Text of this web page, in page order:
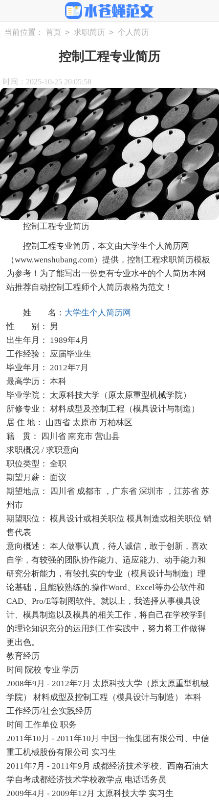
当前位置： 首页 > 求职简历 > 个人简历
控制工程专业简历
时间：2025-10-25 20:05:58
控制工程专业简历
控制工程专业简历，本文由大学生个人简历网
（www.wenshubang.com）提供，控制工程求职简历模板
为参考！为了能写出一份更有专业水平的个人简历本网
站推荐自动控制工程师个人简历表格为范文！
姓 名： 大学生个人简历网
性 别： 男
出生年月： 1989年4月
工作经验： 应届毕业生
毕业年月： 2012年7月
最高学历： 本科
毕业学院： 太原科技大学（原太原重型机械学院）
所修专业： 材料成型及控制工程（模具设计与制造）
居 住 地： 山西省 太原市 万柏林区
籍 贯： 四川省 南充市 营山县
求职概况 / 求职意向
职位类型： 全职
期望月薪： 面议
期望地点： 四川省 成都市 ，广东省 深圳市 ，江苏省 苏
州市
期望职位： 模具设计或相关职位 模具制造或相关职位 销
售代表
意向概述： 本人做事认真，待人诚信，敢于创新，喜欢
自学，有较强的团队协作能力、适应能力、动手能力和
研究分析能力，有较扎实的专业（模具设计与制造）理
论基础，且能较熟练的.操作Word、Excel等办公软件和
CAD、Pro/E等制图软件。就以上，我选择从事模具设
计、模具制造以及模具的相关工作，将自己在学校学到
的理论知识充分的运用到工作实践中，努力将工作做得
更出色。
教育经历
时间 院校 专业 学历
2008年9月 - 2012年7月 太原科技大学（原太原重型机械
学院） 材料成型及控制工程（模具设计与制造） 本科
工作经历/社会实践经历
时间 工作单位 职务
2011年10月 - 2011年10月 中国一拖集团有限公司、中信
重工机械股份有限公司 实习生
2011年7月 - 2011年9月 成都经济技术学校、西南石油大
学自考成都经济技术学校教学点 电话话务员
2009年4月 - 2009年12月 太原科技大学 实习生